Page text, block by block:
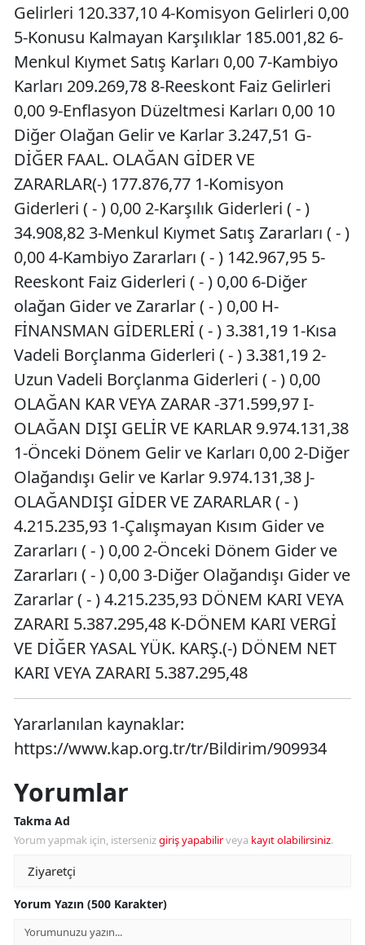
Gelirleri 120.337,10 4-Komisyon Gelirleri 0,00
5-Konusu Kalmayan Karşılıklar 185.001,82 6-
Menkul Kıymet Satış Karları 0,00 7-Kambiyo
Karları 209.269,78 8-Reeskont Faiz Gelirleri
0,00 9-Enflasyon Düzeltmesi Karları 0,00 10
Diğer Olağan Gelir ve Karlar 3.247,51 G-
DİĞER FAAL. OLAĞAN GİDER VE
ZARARLAR(-) 177.876,77 1-Komisyon
Giderleri ( - ) 0,00 2-Karşılık Giderleri ( - )
34.908,82 3-Menkul Kıymet Satış Zararları ( - )
0,00 4-Kambiyo Zararları ( - ) 142.967,95 5-
Reeskont Faiz Giderleri ( - ) 0,00 6-Diğer
olağan Gider ve Zararlar ( - ) 0,00 H-
FİNANSMAN GİDERLERİ ( - ) 3.381,19 1-Kısa
Vadeli Borçlanma Giderleri ( - ) 3.381,19 2-
Uzun Vadeli Borçlanma Giderleri ( - ) 0,00
OLAĞAN KAR VEYA ZARAR -371.599,97 I-
OLAĞAN DIŞI GELİR VE KARLAR 9.974.131,38
1-Önceki Dönem Gelir ve Karları 0,00 2-Diğer
Olağandışı Gelir ve Karlar 9.974.131,38 J-
OLAĞANDIŞI GİDER VE ZARARLAR ( - )
4.215.235,93 1-Çalışmayan Kısım Gider ve
Zararları ( - ) 0,00 2-Önceki Dönem Gider ve
Zararları ( - ) 0,00 3-Diğer Olağandışı Gider ve
Zararlar ( - ) 4.215.235,93 DÖNEM KARI VEYA
ZARARI 5.387.295,48 K-DÖNEM KARI VERGİ
VE DİĞER YASAL YÜK. KARŞ.(-) DÖNEM NET
KARI VEYA ZARARI 5.387.295,48
Yararlanılan kaynaklar:
https://www.kap.org.tr/tr/Bildirim/909934
Yorumlar
Takma Ad
Yorum yapmak için, istersenizgiriş yapabilirveya kayıt olabilirsiniz.
Yorum Yazın (500 Karakter)